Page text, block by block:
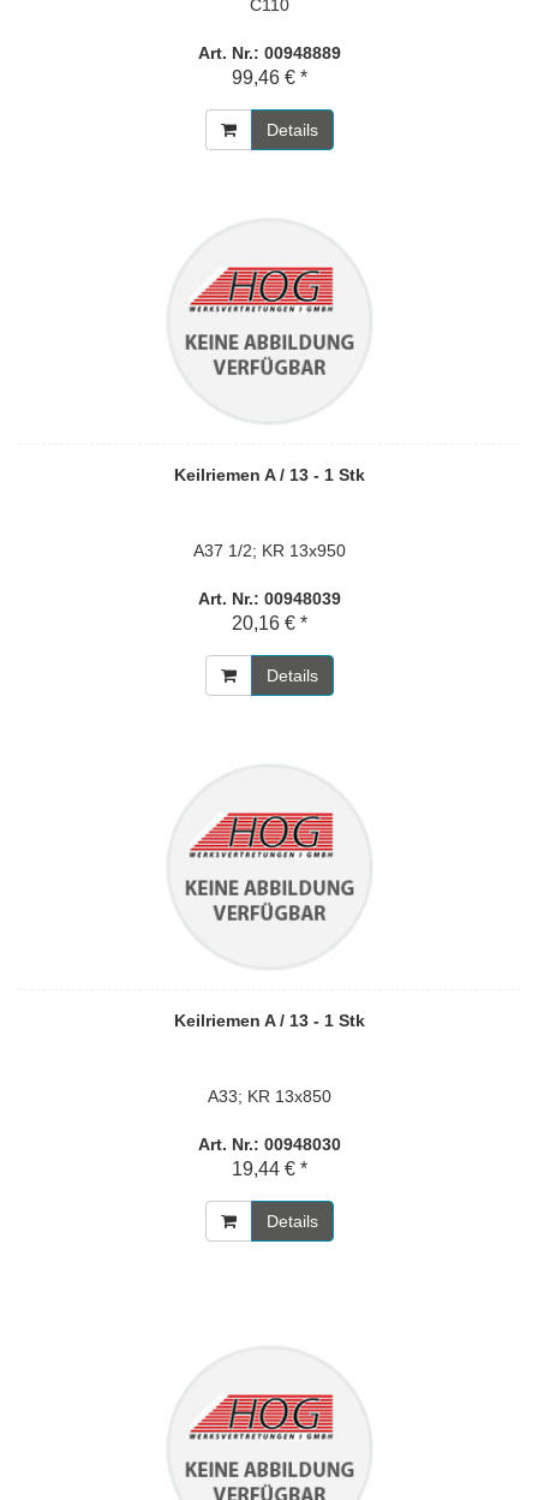
C110
Art. Nr.: 00948889
99,46 € *
Details
Keilriemen A / 13 - 1 Stk
A37 1/2; KR 13x950
Art. Nr.: 00948039
20,16 € *
Details
Keilriemen A / 13 - 1 Stk
A33; KR 13x850
Art. Nr.: 00948030
19,44 € *
Details